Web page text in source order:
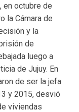
en octubre de
la Cámara de
y la
de
luego a
de Jujuy. En
de ser la jefa
y 2015, desvió
viviendas